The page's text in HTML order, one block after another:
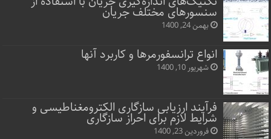
سنسورهای مختلف جریان
بهمن 24, 1400
انواع ترانسفورمرها و کاربرد آنها
شهریور 10, 1400
فرآیند ارزیابی سازگاری الکترومغناطیسی و
شرایط لازم برای احراز سازگاری
فروردین 23, 1400